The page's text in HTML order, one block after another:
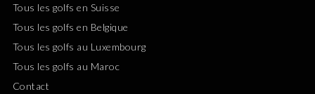
Tous les golfs en Suisse
Tous les golfs en Belgique
Tous les golfs au Luxembourg
Tous les golfs au Maroc
Contact